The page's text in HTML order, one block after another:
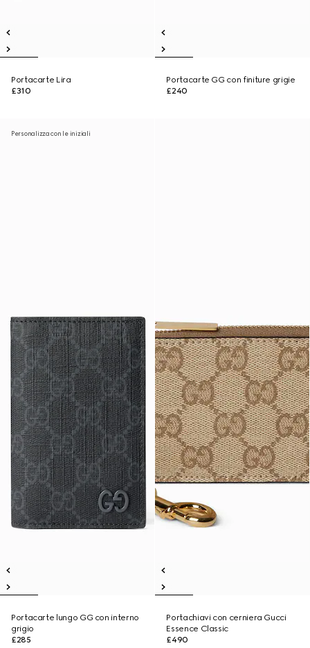
Portacarte Lira
£310
Portacarte GG con finiture grigie
£240
Personalizza con le iniziali
Portacarte lungo GG con interno
grigio
£285
Portachiavi con cerniera Gucci
Essence Classic
£490